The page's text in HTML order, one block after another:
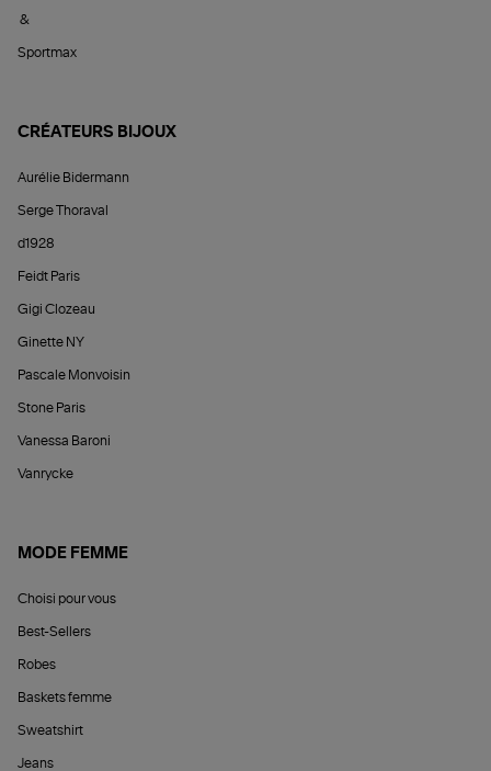
&
Sportmax
CRÉATEURS BIJOUX
Aurélie Bidermann
Serge Thoraval
d1928
Feidt Paris
Gigi Clozeau
Ginette NY
Pascale Monvoisin
Stone Paris
Vanessa Baroni
Vanrycke
MODE FEMME
Choisi pour vous
Best-Sellers
Robes
Baskets femme
Sweatshirt
Jeans